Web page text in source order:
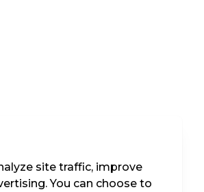
site traffic, improve
You can choose to